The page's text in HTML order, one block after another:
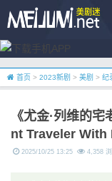
首页 > 2023新剧 > 美剧 > 纪
《尤金·列维的
nt Traveler With
2025/10/25 13:25 4,358